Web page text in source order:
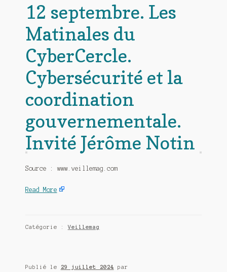
12 septembre. Les
Matinales du
CyberCercle.
Cybersécurité et la
coordination
gouvernementale.
Invité Jérôme Notin
Source : www.veillemag.com
Read More
Catégorie :Veillemag
Publié le 29 juillet 2024 par